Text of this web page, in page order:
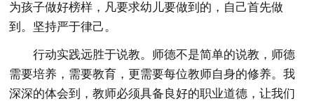
为孩子做好榜样，凡要求幼儿要做到的，自己首先做
到。坚持严于律己。
行动实践远胜于说教。师德不是简单的说教，师德
需要培养，需要教育，更需要每位教师自身的修养。我
深深的体会到，教师必须具备良好的职业道德，让我们